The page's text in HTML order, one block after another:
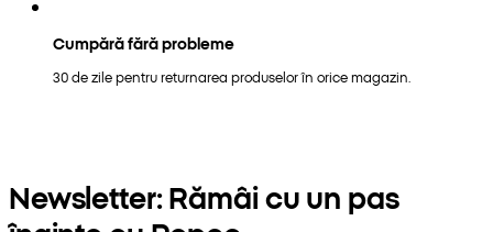
Cumpără fără probleme
30 de zile pentru returnarea produselor în orice magazin.
Newsletter: Rămâi cu un pas